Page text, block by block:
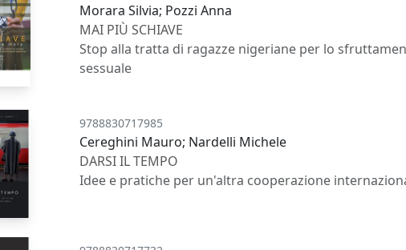
Morara Silvia; Pozzi Anna
MAI PIÙ SCHIAVE
Stop alla tratta di ragazze nigeriane per lo
sessuale
9788830717985
Cereghini Mauro; Nardelli Michele
DARSI IL TEMPO
Idee e pratiche per un'altra cooperazione